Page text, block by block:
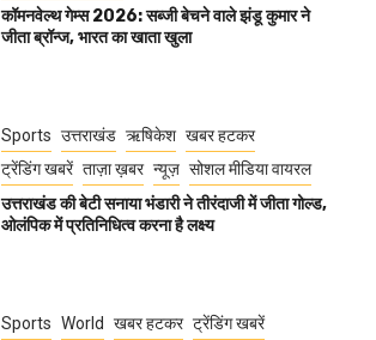
कॉमनवेल्थ गेम्स 2026: सब्जी बेचने वाले झंडू कुमार ने
जीता ब्रॉन्ज, भारत का खाता खुला
Sports उत्तराखंड ऋषिकेश खबर हटकर
ट्रेंडिंग खबरें ताज़ा ख़बर न्यूज़ सोशल मीडिया वायरल
उत्तराखंड की बेटी सनाया भंडारी ने तीरंदाजी में जीता गोल्ड,
ओलंपिक में प्रतिनिधित्व करना है लक्ष्य
Sports World खबर हटकर ट्रेंडिंग खबरें